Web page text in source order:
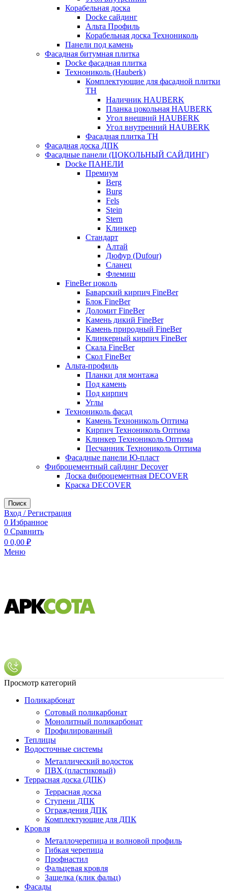
Корабельная доска
Docke сайдинг
Альта Профиль
Корабельная доска Технониколь
Панели под камень
Фасадная битумная плитка
Docke фасадная плитка
Технониколь (Hauberk)
Комплектующие для фасадной плитки
ТН
Наличник HAUBERK
Планка цокольная HAUBERK
Угол внешний HAUBERK
Угол внутренний HAUBERK
Фасадная плитка ТН
Фасадная доска ДПК
Фасадные панели (ЦОКОЛЬНЫЙ САЙДИНГ)
Docke ПАНЕЛИ
Премиум
Berg
Burg
Fels
Stein
Stern
Клинкер
Стандарт
Алтай
Дюфур (Dufour)
Сланец
Флемиш
FineBer цоколь
Баварский кирпич FineBer
Блок FineBer
Доломит FineBer
Камень дикий FineBer
Камень природный FineBer
Клинкерный кирпич FineBer
Скала FineBer
Скол FineBer
Альта-профиль
Планки для монтажа
Под камень
Под кирпич
Углы
Технониколь фасад
Камень Технониколь Оптима
Кирпич Технониколь Оптима
Клинкер Технониколь Оптима
Песчанник Технониколь Оптима
Фасадные панели Ю-пласт
Фиброцементный сайдинг Decover
Доска фиброцементная DECOVER
Краска DECOVER
Поиск
Вход / Регистрация
0 Избранное
0 Сравнить
0 0,00 ₽
Меню
Просмотр категорий
Поликарбонат
Сотовый поликарбонат
Монолитный поликарбонат
Профилированный
Теплицы
Водосточные системы
Металлический водосток
ПВХ (пластиковый)
Террасная доска (ДПК)
Террасная доска
Ступени ДПК
Ограждения ДПК
Комплектующие для ДПК
Кровля
Металлочерепица и волновой профиль
Гибкая черепица
Профнастил
Фальцевая кровля
Защелка (клик фальц)
Фасады